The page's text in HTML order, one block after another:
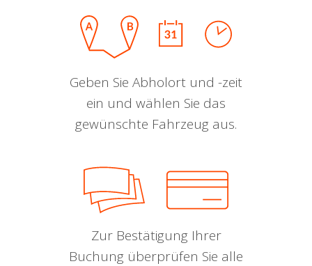
Geben Sie Abholort und -zeit
ein und wählen Sie das
gewünschte Fahrzeug aus.
Zur Bestätigung Ihrer
Buchung überprüfen Sie alle